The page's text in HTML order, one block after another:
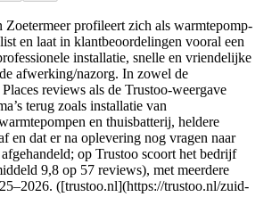
Zoetermeer profileert zich als warmtepomp-
en laat in klantbeoordelingen vooral een
installatie, snelle en vriendelijke
afwerking/nazorg. In zowel de
reviews als de Trustoo-weergave
terug zoals installatie van
en thuisbatterij, heldere
en dat er na oplevering nog vragen naar
op Trustoo scoort het bedrijf
9,8 op 57 reviews), met meerdere
([trustoo.nl](https://trustoo.nl/zuid-